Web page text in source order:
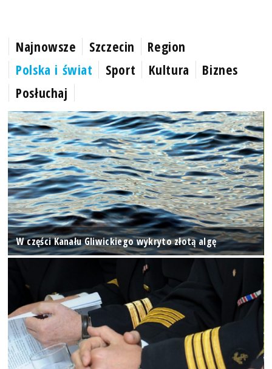
Najnowsze Szczecin
Region
Polska i świat
Sport Kultura
Biznes
Posłuchaj
W części Kanału Gliwickiego wykryto złotą algę